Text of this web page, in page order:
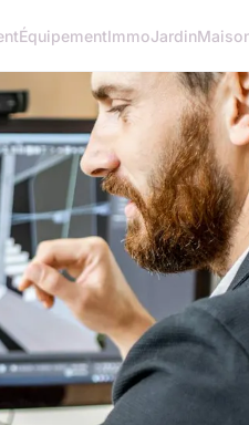
ÉquipementImmoJardin